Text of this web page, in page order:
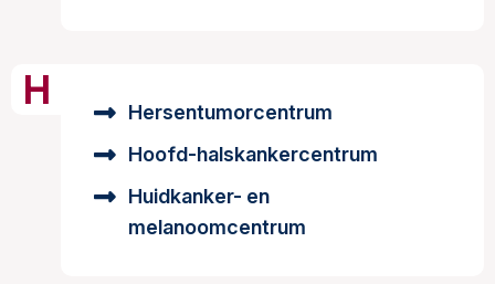
H
Hersentumorcentrum
Hoofd-halskankercentrum
Huidkanker- en
melanoomcentrum